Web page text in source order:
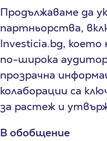
Продължаваме да
партньорства,
Investicia.bg, което
по-широка
прозрачна
колаборации са
за растеж и
В обобщение